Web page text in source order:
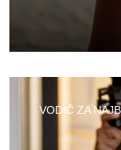
VODIČ ZA